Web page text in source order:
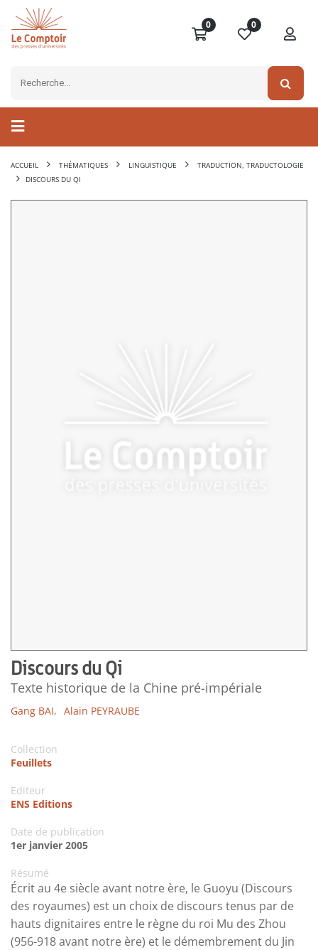
0 0
ACCUEIL THÉMATIQUES LINGUISTIQUE
TRADUCTION, TRADUCTOLOGIE
DISCOURS DU QI
Discours du Qi
Texte historique de la Chine pré-impériale
Gang BAI, Alain PEYRAUBE
Collection
Feuillets
Editeur
ENS Editions
Date de publication
1er janvier 2005
Résumé
Écrit au 4e siècle avant notre ère, le Guoyu (Discours
des royaumes) est un choix de discours tenus par de
hauts dignitaires entre le règne du roi Mu des Zhou
(956-918 avant notre ère) et le démembrement du Jin